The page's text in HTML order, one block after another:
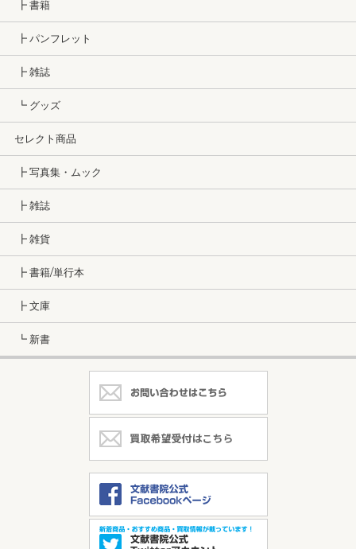
┣ 書籍
┣ パンフレット
┣ 雑誌
┗ グッズ
セレクト商品
┣ 写真集・ムック
┣ 雑誌
┣ 雑貨
┣ 書籍/単行本
┣ 文庫
┗ 新書